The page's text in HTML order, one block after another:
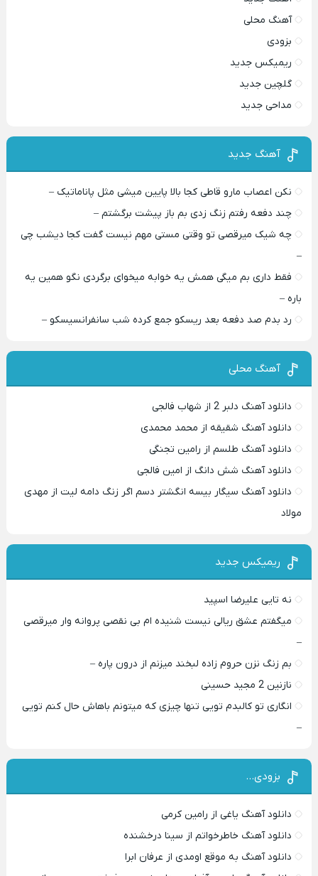
آهنگ محلی
بزودی
ریمیکس جدید
گلچین جدید
مداحی جدید
آهنگ جدید
نکن اعصاب مارو قاطی کجا بالا پایین میشی مثل پاناماتیک –
چند دفعه رفتم زنگ زدی بم باز پیشت برگشتم –
چه شیک میرقصی تو وقتی مستی مهم نیست گفت کجا دیشب چی
–
فقط داری بم میگی همش یه خوابه میخوای برگردی نگو همین یه
باره –
رد بدم صد دفعه بعد ریسکو جمع کرده شب سانفرانسیسکو –
آهنگ محلی
دانلود آهنگ دلبر 2 از شهاب فالجی
دانلود آهنگ شقیقه از محمد محمدی
دانلود آهنگ طلسم از رامین تجنگی
دانلود آهنگ شش دانگ از امین فالجی
دانلود آهنگ سیگار بیسه انگشتر دسم اگر زنگ دامه لیت از مهدی
مولاد
ریمیکس جدید
نه تایی علیرضا اسپید
میگفتم عشق ریالی نیست شنیده ام بی نقصی پروانه وار میرقصی
–
بم زنگ نزن حروم زاده لبخند میزنم از درون پاره –
نازنین 2 مجید حسینی
انگاری تو کالبدم تویی تنها چیزی که میتونم باهاش حال کنم تویی
–
بزودی…
دانلود آهنگ یاغی از رامین کرمی
دانلود آهنگ خاطرخواتم از سینا درخشنده
دانلود آهنگ به موقع اومدی از عرفان ابرا